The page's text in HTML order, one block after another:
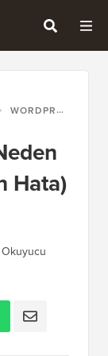
WORDPRESS ARAMASI NEDEN ÇALIŞMIYOR? (5 YAYGIN HATA) NASIL DÜZELTILIR
Hata)
Okuyucu